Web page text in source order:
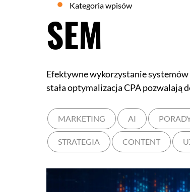
Kategoria wpisów
SEM
Efektywne wykorzystanie
stała optymalizacja CPA pozwalają
MARKETING AI
STRATEGIA CONTENT